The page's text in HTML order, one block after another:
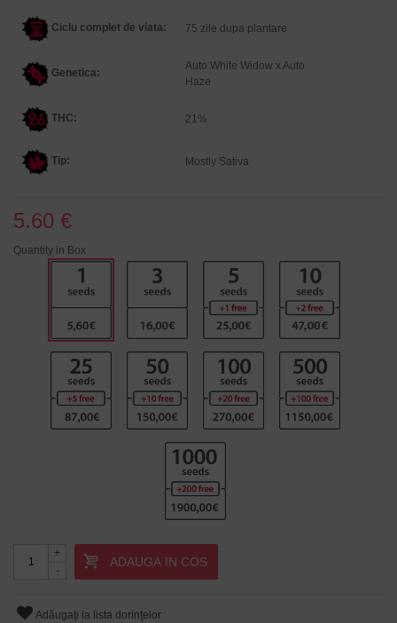
Ciclu complet de viata: 75 zile dupa plantare
Genetica:
Auto White Widow x Auto
Haze
THC: 21%
Tip: Mostly Sativa
5.60 €
Quantity in Box
-
+
ADAUGA IN COS
Adăugaţi la lista dorinţelor